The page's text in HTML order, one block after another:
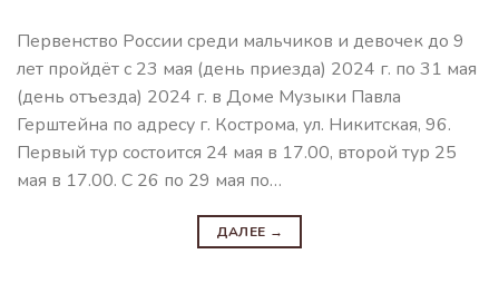
Первенство России среди мальчиков и девочек до 9
лет пройдёт с 23 мая (день приезда) 2024 г. по 31 мая
(день отъезда) 2024 г. в Доме Музыки Павла
Герштейна по адресу г. Кострома, ул. Никитская, 96.
Первый тур состоится 24 мая в 17.00, второй тур 25
мая в 17.00. С 26 по 29 мая по…
ДАЛЕЕ →